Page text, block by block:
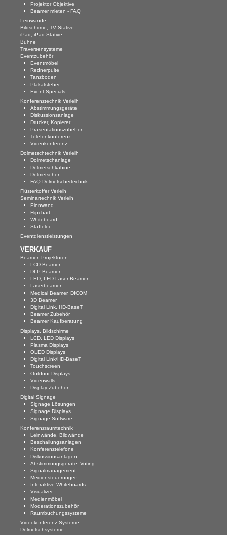
Projektor Objektive
Beamer mieten - FAQ
Leinwände
Bildschirme, TV Stative
iPad, iPad Stative
Bühne
Traversensysteme
Eventzubehör
Eventmöbel
Rednerpulte
Tanzboden
Plakatsteher
Event Specials
Konferenztechnik Verleih
Abstimmungsgeräte
Diskussionsanlage
Drucker, Kopierer
Präsentationszubehör
Telefonkonferenz
Videokonferenz
Dolmetschtechnik Verleih
Dolmetschanlage
Dolmetschkabine
Dolmetscher
FAQ Dolmetschertechnik
Flüsterkoffer Verleih
Seminartechnik Verleih
Pinnwand
Flipchart
Whiteboard
Staffelei
Eventdienstleistungen
VERKAUF
Beamer, Projektoren
LCD Beamer
DLP Beamer
LED, LED-Laser Beamer
Laserbeamer
Medical Beamer, DICOM
3D Beamer
Digital Link, HD-BaseT
Beamer Zubehör
Beamer Kaufberatung
Displays, Bildschirme
LCD, LED Displays
Plasma Displays
OLED Displays
Digital Link/HD-BaseT
Touchscreen
Outdoor Displays
Videowalls
Display Zubehör
Digital Signage
Signage Lösungen
Signage Displays
Signage Software
Konferenzraumtechnik
Leinwände, Bildwände
Beschallungsanlagen
Konferenztelefone
Diskussionsanlagen
Abstimmungsgeräte, Voting
Signalmanagement
Mediensteuerungen
Interaktive Whiteboards
Visualizer
Medienmöbel
Moderationszubehör
Raumbuchungssysteme
Videokonferenz-Systeme
Dolmetschsysteme